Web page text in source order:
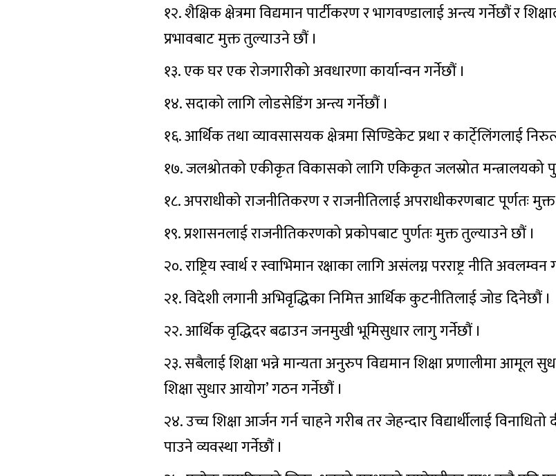
१२. शैक्षिक क्षेत्रमा विद्यमान पार्टीकरण र भागवण्डालाई अन्त्य गर्नेछौं र
प्रभावबाट मुक्त तुल्याउने छौं ।
१३. एक घर एक रोजगारीको अवधारणा कार्यान्वन गर्नेछौं ।
१४. सदाको लागि लोडसेडिंग अन्त्य गर्नेछौं ।
१६. आर्थिक तथा व्यावसासयक क्षेत्रमा सिण्डिकेट प्रथा र कार्टे्लिंगलाई
१७. जलश्रोतको एकीकृत विकासको लागि एकिकृत जलस्रोत मन्त्रालयको
१८. अपराधीको राजनीतिकरण र राजनीतिलाई अपराधीकरणबाट पूर्णतः मुक्त
१९. प्रशासनलाई राजनीतिकरणको प्रकोपबाट पुर्णतः मुक्त तुल्याउने छौं ।
२०. राष्ट्रिय स्वार्थ र स्वाभिमान रक्षाका लागि असंलग्न परराष्ट्र नीति अवलम्वन
२१. विदेशी लगानी अभिवृद्धिका निमित्त आर्थिक कुटनीतिलाई जोड दिनेछौं ।
२२. आर्थिक वृद्धिदर बढाउन जनमुखी भूमिसुधार लागु गर्नेछौं ।
२३. सबैलाई शिक्षा भन्ने मान्यता अनुरुप विद्यमान शिक्षा प्रणालीमा आमूल
शिक्षा सुधार आयोग’ गठन गर्नेछौं ।
२४. उच्च शिक्षा आर्जन गर्न चाहने गरीब तर जेहन्दार विद्यार्थीलाई
पाउने व्यवस्था गर्नेछौं ।